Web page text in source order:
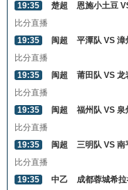
19:35
楚超
恩施小土豆
比分直播
19:35
闽超
平潭队 VS 漳
比分直播
19:35
闽超
莆田队 VS 龙
比分直播
19:35
闽超
福州队 VS 泉
比分直播
19:35
闽超
三明队 VS 南
比分直播
19:35
中乙
成都蓉城希